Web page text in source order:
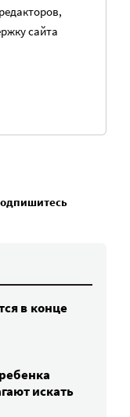
сайта
в конце
искать